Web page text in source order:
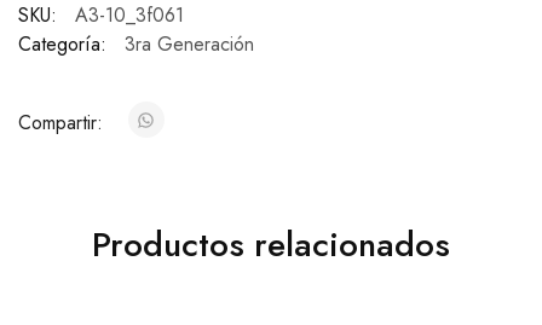
SKU:
A3-10_3f061
Categoría:
3ra Generación
Compartir:
Productos relacionados